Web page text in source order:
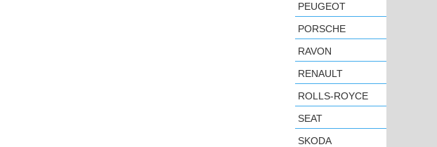
PEUGEOT
PORSCHE
RAVON
RENAULT
ROLLS-ROYCE
SEAT
SKODA